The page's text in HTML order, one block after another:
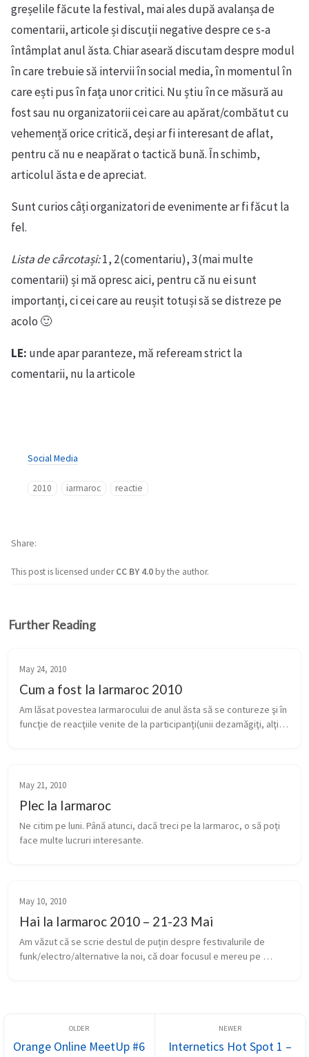
greșelile făcute la festival, mai ales după avalanșa de
comentarii, articole și discuții negative despre ce s-a
întâmplat anul ăsta. Chiar aseară discutam despre modul
în care trebuie să intervii în social media, în momentul în
care ești pus în fața unor critici. Nu știu în ce măsură au
fost sau nu organizatorii cei care au apărat/combătut cu
vehemență orice critică, deși ar fi interesant de aflat,
pentru că nu e neapărat o tactică bună. În schimb,
articolul ăsta e de apreciat.
Sunt curios câți organizatori de evenimente ar fi făcut la
fel.
Lista de cârcotași:1, 2(comentariu), 3(mai multe
comentarii) și mă opresc aici, pentru că nu ei sunt
importanți, ci cei care au reușit totuși să se distreze pe
acolo 🙂
LE: unde apar paranteze, mă refeream strict la
comentarii, nu la articole
Social Media
2010 iarmaroc reactie
This post is licensed underCC BY 4.0by the author.
Share
Further Reading
May 24, 2010
Cum a fost la Iarmaroc 2010
Am lăsat povestea Iarmarocului de anul ăsta să se contureze şi în
funcţie de reacţiile venite de la participanţi(unii dezamăgiţi, alţii
May 21, 2010
Plec la Iarmaroc
Ne citim pe luni. Până atunci, dacă treci pe la Iarmaroc, o să poți
face multe lucruri interesante.
May 10, 2010
Hai la Iarmaroc 2010 – 21-23 Mai
Am văzut că se scrie destul de puțin despre festivalurile de
funk/electro/alternative la noi, că doar focusul e mereu pe
Orange Online MeetUp #6
Internetics Hot Spot 1 –